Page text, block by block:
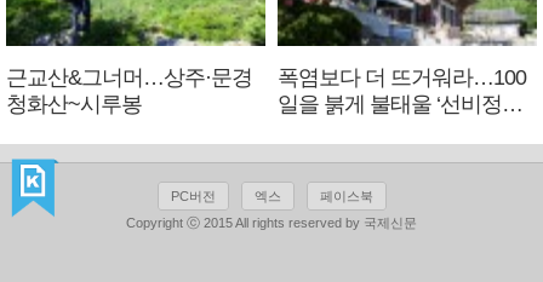
근교산&그너머…상주·문경
청화산~시루봉
폭염보다 더 뜨거워라…100
일을 붉게 불태울 ‘선비정신’
PC버전 엑스
페이스북
Copyright ⓒ 2015 All rights reserved by 국제신문